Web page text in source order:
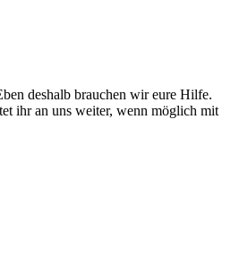
deshalb brauchen wir eure Hilfe.
ihr an uns weiter, wenn möglich mit